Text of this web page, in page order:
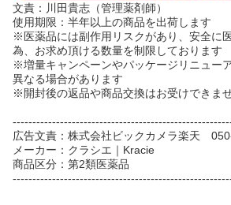
文責：川田貴志（管理薬剤師）
使用期限：半年以上の商品を出荷します
※医薬品には副作用リスクがあり、安全に
為、お求め頂ける数量を制限しております
※増量キャンペーンやパッケージリニュー
異なる場合があります
※開封後の返品や商品交換はお受けできま
広告文責：株式会社ビックカメラ楽天
メーカー：クラシエ｜Kracie
商品区分：第2類医薬品